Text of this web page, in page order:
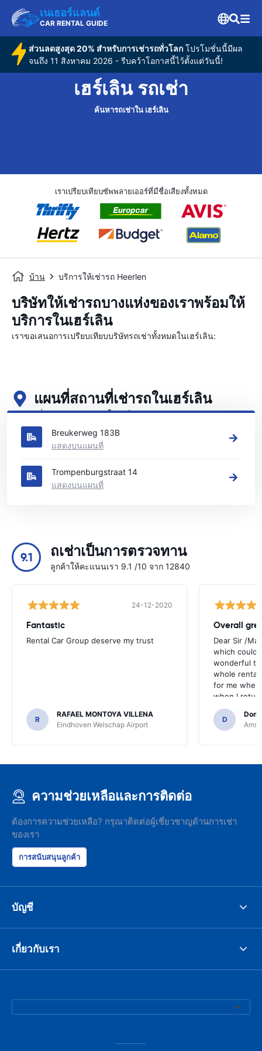
เนเธอร์แลนด์
CAR RENTAL GUIDE
ส่วนลดสูงสุด 20% สำหรับการเช่ารถทั่วโลกโปรโมชั่นนี้มีผล
จนถึง 11 สิงหาคม 2026 - รีบคว้าโอกาสนี้ไว้ตั้งแต่วันนี้!
เฮร์เลิน รถเช่า
ค้นหารถเช่าใน เฮร์เลิน
เราเปรียบเทียบซัพพลายเออร์ที่มีชื่อเสียงทั้งหมด
บ้าน บริการให้เช่ารถ Heerlen
บริษัทให้เช่ารถบางแห่งของเราพร้อมให้
บริการในเฮร์เลิน
เราขอเสนอการเปรียบเทียบบริษัทรถเช่าทั้งหมดในเฮร์เลิน:
แผนที่สถานที่เช่ารถในเฮร์เลิน
ดูสถานที่เช่ารถหลักของเราในเฮร์เลิน
Breukerweg 183B
แสดงบนแผนที่
Trompenburgstraat 14
แสดงบนแผนที่
9.1 ถเช่าเป็นการตรวจทาน
ลูกค้าให้คะแนนเรา 9.1 /10 จาก 12840
24-12-2020
Fantastic
Rental Car Group deserve my trust
R
RAFAEL MONTOYA VILLENA
Eindhoven Welschap Airport
Overall
Dear Sir /
which could
wonderful to
whole
for me
when I
the desk
will be
check the
like. I've
D
ความช่วยเหลือและการติดต่อ
ต้องการความช่วยเหลือ? กรุณาติดต่อผู้เชี่ยวชาญด้านการเช่า
ของเรา
การสนับสนุนลูกค้า
บัญชี
เกี่ยวกับเรา